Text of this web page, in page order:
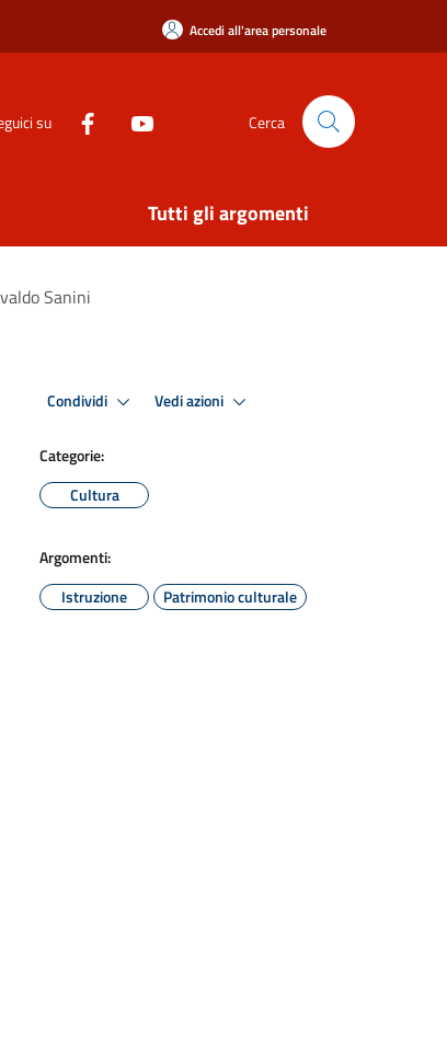
Accedi all'area personale
su Cerca
Tutti gli argomenti
Sanini
Condividi Vedi azioni
Categorie:
Cultura
Argomenti:
Istruzione
Patrimonio culturale